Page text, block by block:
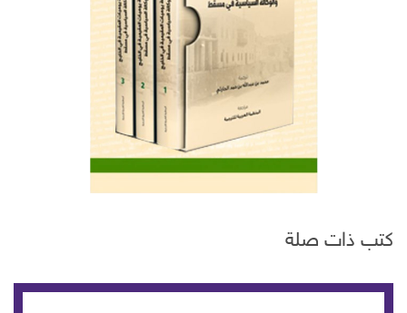
كتب ذات صلة